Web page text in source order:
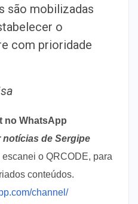
são mobilizadas
o
com prioridade
no WhatsApp
de Sergipe
o QRCODE, para
conteúdos.
channel/